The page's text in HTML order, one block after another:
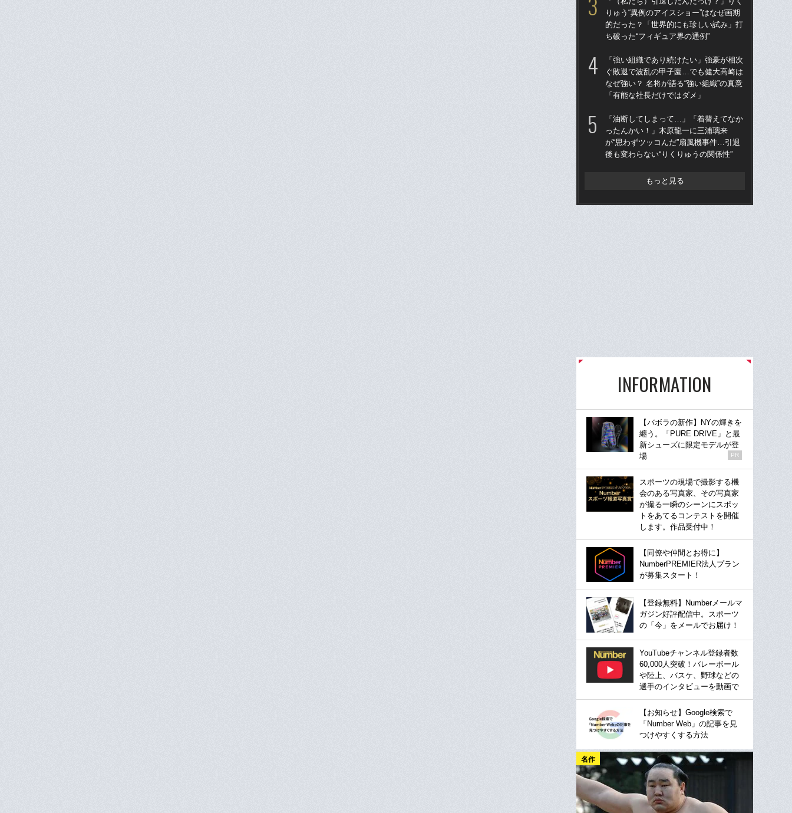
りゅう“異例のアイスショー”はなぜ画期
的だった？「世界的にも珍しい試み」打
ち破った“フィギュア界の通例”
「強い組織であり続けたい」強豪が相次
ぐ敗退で波乱の甲子園…でも健大高崎は
なぜ強い？ 名将が語る“強い組織”の真意
「有能な社長だけではダメ」
「油断してしまって…」「着替えてなか
ったんかい！」木原龍一に三浦璃来
が“思わずツッコんだ”扇風機事件…引退
後も変わらない“りくりゅうの関係性”
もっと見る
INFORMATION
【バボラの新作】NYの輝きを
纏う。「PURE DRIVE」と最
新シューズに限定モデルが登
場
PR
スポーツの現場で撮影する機
会のある写真家、その写真家
が撮る一瞬のシーンにスポッ
トをあてるコンテストを開催
します。作品受付中！
【同僚や仲間とお得に】
NumberPREMIER法人プラン
が募集スタート！
【登録無料】Numberメールマ
ガジン好評配信中。スポーツ
の「今」をメールでお届け！
YouTubeチャンネル登録者数
60,000人突破！バレーボール
や陸上、バスケ、野球などの
選手のインタビューを動画で
【お知らせ】Google検索で
「Number Web」の記事を見
つけやすくする方法
名作